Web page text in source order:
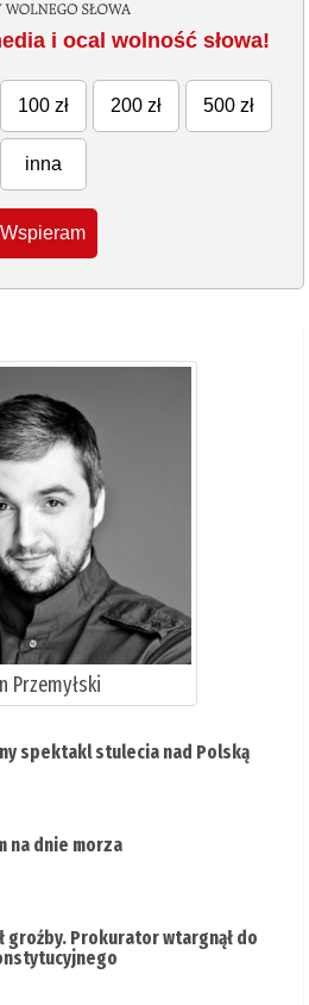
i ocal wolność słowa!
100 zł 200 zł 500 zł
inna
Wspieram
Przemyłski
spektakl stulecia nad Polską
na dnie morza
groźby. Prokurator wtargnął do